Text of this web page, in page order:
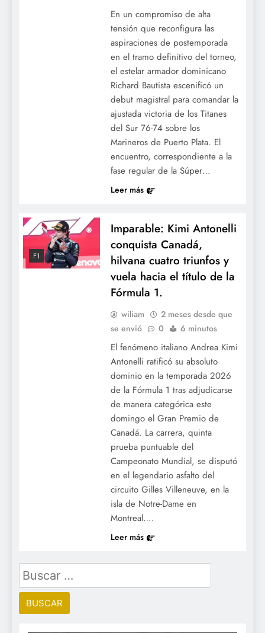
En un compromiso de alta
tensión que reconfigura las
aspiraciones de postemporada
en el tramo definitivo del torneo,
el estelar armador dominicano
Richard Bautista escenificó un
debut magistral para comandar la
ajustada victoria de los Titanes
del Sur 76-74 sobre los
Marineros de Puerto Plata. El
encuentro, correspondiente a la
fase regular de la Súper…
Leer más
F1
Imparable: Kimi Antonelli
conquista Canadá,
hilvana cuatro triunfos y
vuela hacia el título de la
Fórmula 1.
wiliam
2 meses desde que
se envió
0 6 minutos
El fenómeno italiano Andrea Kimi
Antonelli ratificó su absoluto
dominio en la temporada 2026
de la Fórmula 1 tras adjudicarse
de manera categórica este
domingo el Gran Premio de
Canadá. La carrera, quinta
prueba puntuable del
Campeonato Mundial, se disputó
en el legendario asfalto del
circuito Gilles Villeneuve, en la
isla de Notre-Dame en
Montreal….
Leer más
Buscar: